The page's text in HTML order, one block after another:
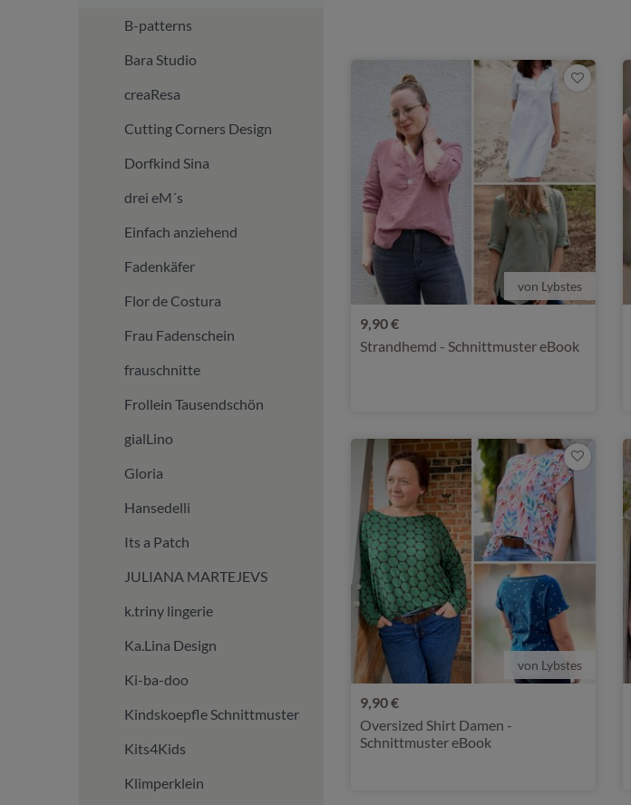
B-patterns
Bara Studio
creaResa
Cutting Corners Design
Dorfkind Sina
drei eM´s
Einfach anziehend
Fadenkäfer
Flor de Costura
Frau Fadenschein
frauschnitte
Frollein Tausendschön
gialLino
Gloria
Hansedelli
Its a Patch
JULIANA MARTEJEVS
k.triny lingerie
Ka.Lina Design
Ki-ba-doo
Kindskoepfle Schnittmuster
Kits4Kids
Klimperklein
von Lybstes
9,90 €
Strandhemd - Schnittmuster eBook
von Lybstes
9,90 €
Oversized Shirt Damen -
Schnittmuster eBook